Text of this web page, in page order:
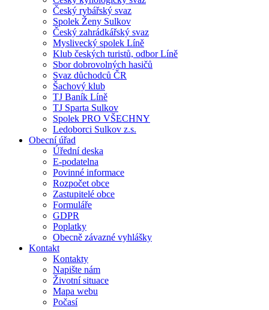
Český rybářský svaz
Spolek Ženy Sulkov
Český zahrádkářský svaz
Myslivecký spolek Líně
Klub českých turistů, odbor Líně
Sbor dobrovolných hasičů
Svaz důchodců ČR
Šachový klub
TJ Baník Líně
TJ Sparta Sulkov
Spolek PRO VŠECHNY
Ledoborci Sulkov z.s.
Obecní úřad
Úřední deska
E-podatelna
Povinné informace
Rozpočet obce
Zastupitelé obce
Formuláře
GDPR
Poplatky
Obecně závazné vyhlášky
Kontakt
Kontakty
Napište nám
Životní situace
Mapa webu
Počasí